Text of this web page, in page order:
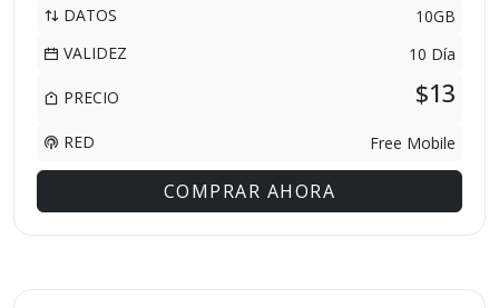
DATOS
10GB
VALIDEZ
10 Día
PRECIO $13
RED Free Mobile
COMPRAR AHORA